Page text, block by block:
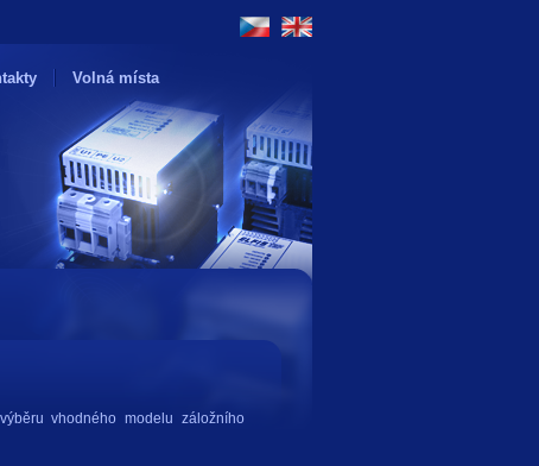
Volná místa
vhodného modelu záložního